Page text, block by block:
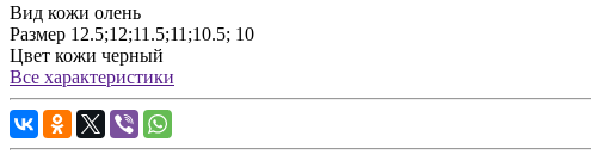
Вид кожи олень
Размер 12.5;12;11.5;11;10.5; 10
Цвет кожи черный
Все характеристики